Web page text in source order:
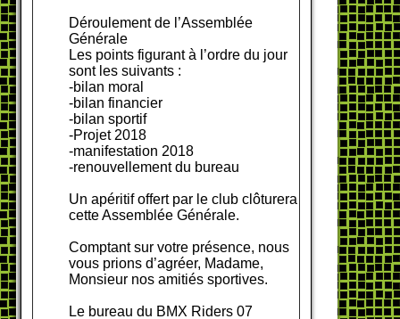
Déroulement de l’Assemblée
Générale
Les points figurant à l’ordre du jour
sont les suivants :
-bilan moral
-bilan financier
-bilan sportif
-Projet 2018
-manifestation 2018
-renouvellement du bureau
Un apéritif offert par le club clôturera
cette Assemblée Générale.
Comptant sur votre présence, nous
vous prions d’agréer, Madame,
Monsieur nos amitiés sportives.
Le bureau du BMX Riders 07